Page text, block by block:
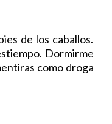
de los caballos.
Dormirme
como droga